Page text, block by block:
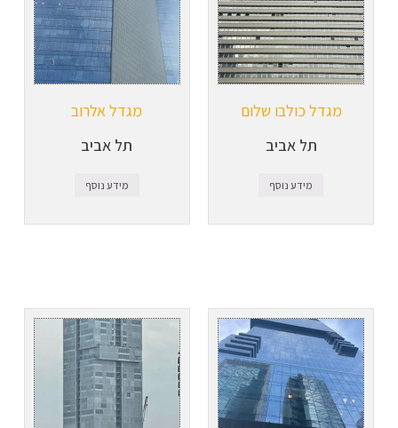
מגדל כולבו שלום
תל אביב
מידע נוסף
מגדל אלרוב
תל אביב
מידע נוסף